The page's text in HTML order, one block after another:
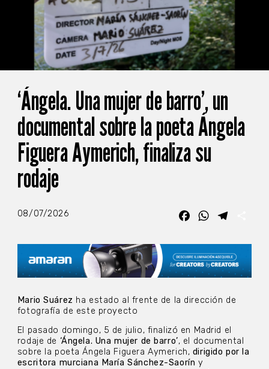
‘Ángela. Una mujer de barro’, un
documental sobre la poeta Ángela
Figuera Aymerich, finaliza su
rodaje
08/07/2026 FacebookWhatsApp
Mario Suárez ha estado al frente de la dirección de
fotografía de este proyecto
El pasado domingo, 5 de julio, finalizó en Madrid el
rodaje de ‘Ángela. Una mujer de barro’, el documental
sobre la poeta Ángela Figuera Aymerich, dirigido por la
escritora murciana María Sánchez-Saorín y